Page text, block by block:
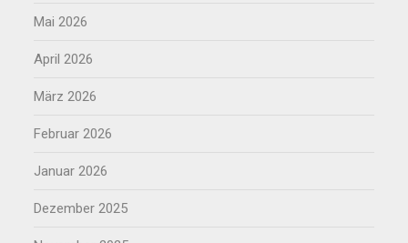
Mai 2026
April 2026
März 2026
Februar 2026
Januar 2026
Dezember 2025